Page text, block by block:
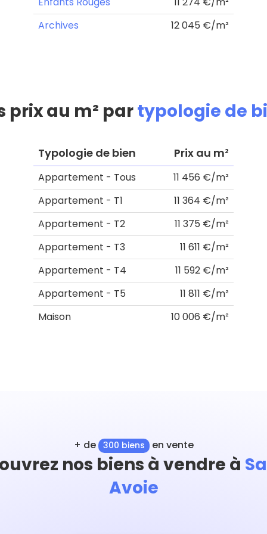
Archives
12 045 €/m²
prix au m² partypologie de
Typologie de bien Prix au m²
Appartement - Tous
11 456 €/m²
Appartement - T1
11 364 €/m²
Appartement - T2
11 375 €/m²
Appartement - T3
11 611 €/m²
Appartement - T4
11 592 €/m²
Appartement - T5
11 811 €/m²
Maison
10 006 €/m²
+ de 300 biens en vente
nos biens à vendre à
Avoie